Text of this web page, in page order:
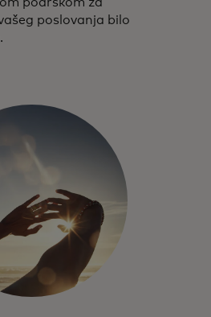
poslovanja bilo